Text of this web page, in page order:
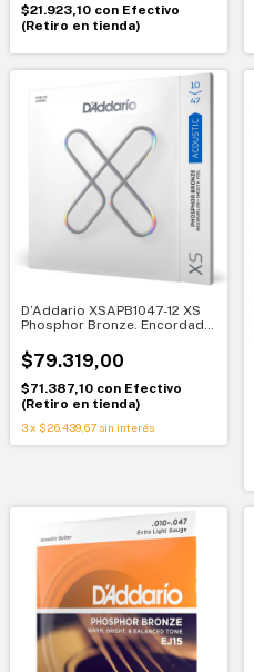
$21.923,10 con Efectivo
(Retiro en tienda)
D’Addario XSAPB1047-12 XS
Phosphor Bronze. Encordado
cuerdas 010-047. Light
$79.319,00
$71.387,10 con Efectivo
(Retiro en tienda)
3 x $26.439,67 sin interés